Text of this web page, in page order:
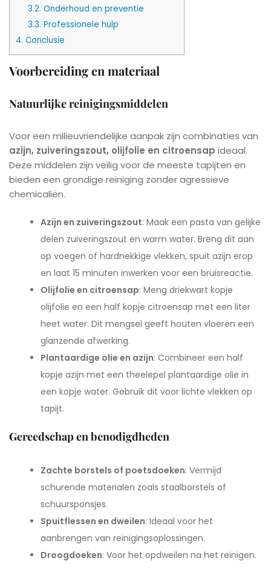
3.2. Onderhoud en preventie
3.3. Professionele hulp
4. Conclusie
Voorbereiding en materiaal
Natuurlijke reinigingsmiddelen
Voor een milieuvriendelijke aanpak zijn combinaties van
azijn, zuiveringszout, olijfolie en citroensap ideaal.
Deze middelen zijn veilig voor de meeste tapijten en
bieden een grondige reiniging zonder agressieve
chemicaliën.
Azijn en zuiveringszout: Maak een pasta van gelijke
delen zuiveringszout en warm water. Breng dit aan
op voegen of hardnekkige vlekken, spuit azijn erop
en laat 15 minuten inwerken voor een bruisreactie.
Olijfolie en citroensap: Meng driekwart kopje
olijfolie en een half kopje citroensap met een liter
heet water. Dit mengsel geeft houten vloeren een
glanzende afwerking.
Plantaardige olie en azijn: Combineer een half
kopje azijn met een theelepel plantaardige olie in
een kopje water. Gebruik dit voor lichte vlekken op
tapijt.
Gereedschap en benodigdheden
Zachte borstels of poetsdoeken: Vermijd
schurende materialen zoals staalborstels of
schuursponsjes.
Spuitflessen en dweilen: Ideaal voor het
aanbrengen van reinigingsoplossingen.
Droogdoeken: Voor het opdweilen na het reinigen.